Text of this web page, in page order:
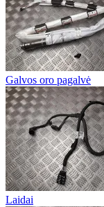
Galvos oro pagalvė
Laidai